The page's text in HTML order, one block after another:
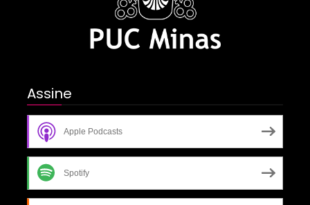
Assine
Apple Podcasts
Spotify